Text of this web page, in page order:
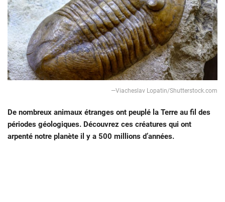
—Viacheslav Lopatin/Shutterstock.com
De nombreux animaux étranges ont peuplé la Terre au fil des
périodes géologiques. Découvrez ces créatures qui ont
arpenté notre planète il y a 500 millions d’années.